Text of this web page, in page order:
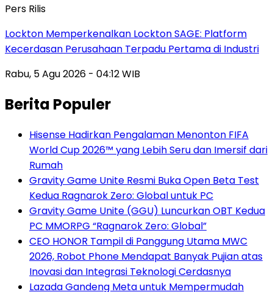
Pers Rilis
Lockton Memperkenalkan Lockton SAGE: Platform
Kecerdasan Perusahaan Terpadu Pertama di Industri
Rabu, 5 Agu 2026 - 04:12 WIB
Berita Populer
Hisense Hadirkan Pengalaman Menonton FIFA
World Cup 2026™ yang Lebih Seru dan Imersif dari
Rumah
Gravity Game Unite Resmi Buka Open Beta Test
Kedua Ragnarok Zero: Global untuk PC
Gravity Game Unite (GGU) Luncurkan OBT Kedua
PC MMORPG “Ragnarok Zero: Global”
CEO HONOR Tampil di Panggung Utama MWC
2026, Robot Phone Mendapat Banyak Pujian atas
Inovasi dan Integrasi Teknologi Cerdasnya
Lazada Gandeng Meta untuk Mempermudah